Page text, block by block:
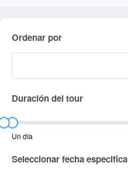
Ordenar por
Duración del tour
Un día
Seleccionar fecha especifica